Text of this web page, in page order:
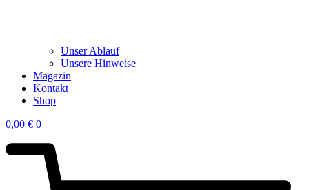
Unser Ablauf
Unsere Hinweise
Magazin
Kontakt
Shop
0,00 € 0